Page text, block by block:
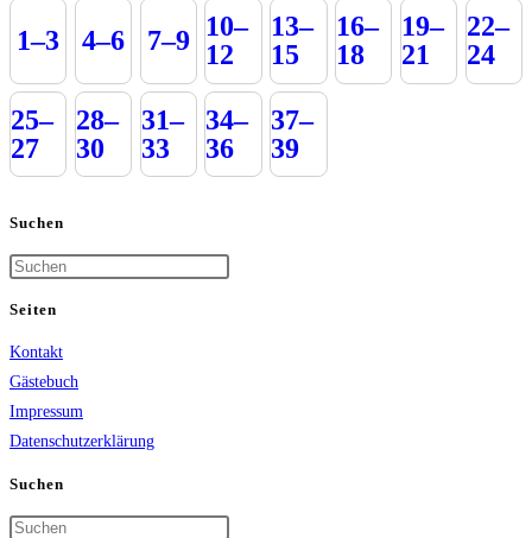
1–3 4–6 7–9 10–
12
13–
15
16–
18
19–
21
22–
24
25–
27
28–
30
31–
33
34–
36
37–
39
Suchen
Seiten
Kontakt
Gästebuch
Impressum
Datenschutzerklärung
Suchen